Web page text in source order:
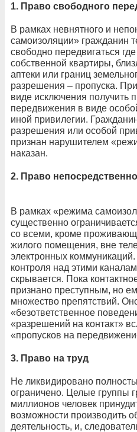
1. Право свободного
В рамках невнятного и
самоизоляции» гражданин
свободно передвигаться
собственной квартиры,
аптеки или границ
разрешения – пропуска.
виде исключения получить
передвижения в виде
иной привилегии.
разрешения или особой
признан нарушителем
наказан.
2. Право
В рамках «режима
существенно
со всеми, кроме
жилого помещения, вне
электронных
контроля над этими
скрывается. Пока
признано преступным, но
множество препятствий.
«безответственное
«разрешений на контакт»
«пропусков на
3. Право на труд
Не ликвидировано
ограничено. Целые группы
миллионов человек
возможности производить
деятельность, и,